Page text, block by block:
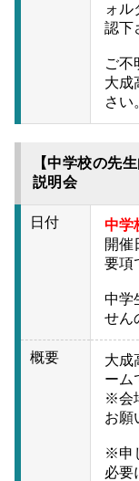
ォル
認下
ご不
大成
さい
【中学校の先
説明会
日付
中学
開催
要項
中学
せん
概要
大成
ーム
※会
お願
※申
必要